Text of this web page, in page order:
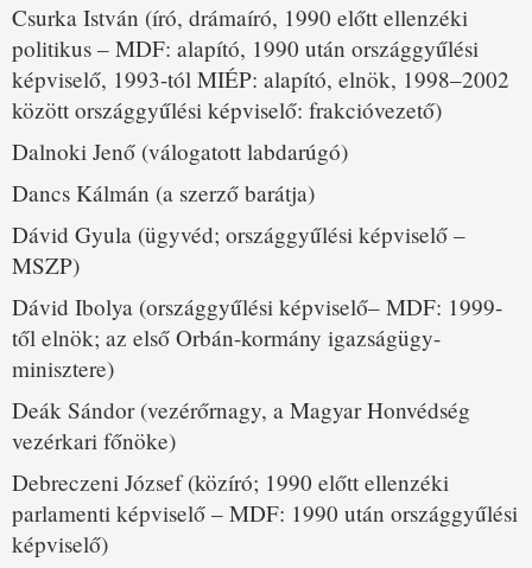
Csurka István (író, drámaíró, 1990 előtt ellenzéki
politikus – MDF: alapító, 1990 után országgyűlési
képviselő, 1993-tól MIÉP: alapító, elnök, 1998–2002
között országgyűlési képviselő: frakcióvezető)
Dalnoki Jenő (válogatott labdarúgó)
Dancs Kálmán (a szerző barátja)
Dávid Gyula (ügyvéd; országgyűlési képviselő –
MSZP)
Dávid Ibolya (országgyűlési képviselő– MDF: 1999-
től elnök; az első Orbán-kormány igazságügy-
minisztere)
Deák Sándor (vezérőrnagy, a Magyar Honvédség
vezérkari főnöke)
Debreczeni József (közíró; 1990 előtt ellenzéki
parlamenti képviselő – MDF: 1990 után országgyűlési
képviselő)